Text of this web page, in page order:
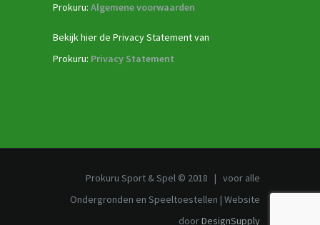
Prokuru: Algemene voorwaarden
Bekijk hier de Privacy Statement van
Prokuru: Privacy Statement
Prokuru Sport & Spel © 2018 | voor alle
Ondergronden en Speeltoestellen | Website
doorDesignSupply